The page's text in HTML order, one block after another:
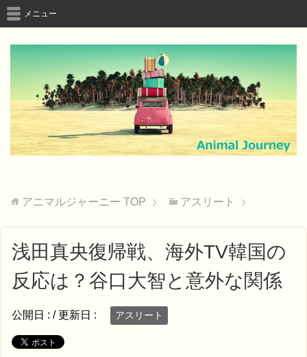
メニュー
アニマルジャーニー TOP アスリート
浅田真央復帰戦、海外TV韓国の
反応は？谷口大智と意外な関係
公開日 : / 更新日 : アスリート